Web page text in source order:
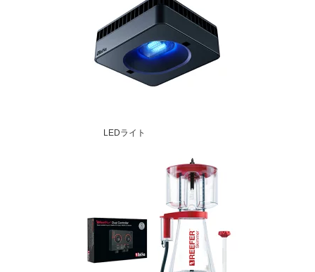
LEDライト